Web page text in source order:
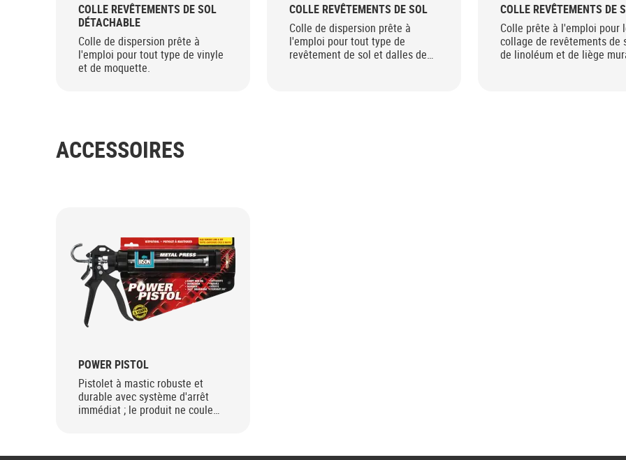
COLLE REVÊTEMENTS DE SOL
DÉTACHABLE
Colle de dispersion prête à
l'emploi pour tout type de vinyle
et de moquette.
COLLE REVÊTEMENTS DE SOL
Colle de dispersion prête à
l'emploi pour tout type de
revêtement de sol et dalles de
COLLE REVÊTEMENTS DE
Colle prête à l'emploi pour
collage de revêtements de
de linoléum et de liège
ACCESSOIRES
POWER PISTOL
Pistolet à mastic robuste et
durable avec système d'arrêt
immédiat ; le produit ne coule